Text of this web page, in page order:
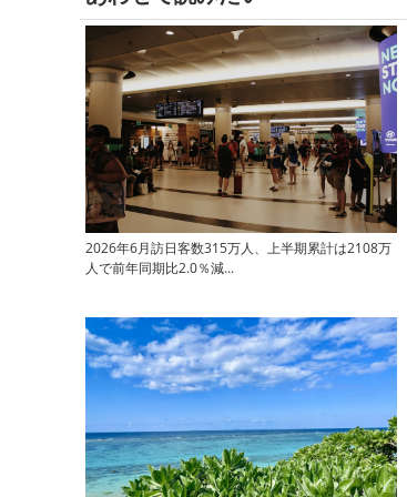
2026年6月訪日客数315万人、上半期累計は2108万
人で前年同期比2.0％減...